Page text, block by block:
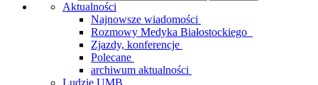
Aktualności
Najnowsze wiadomości
Rozmowy Medyka Białostockiego
Zjazdy, konferencje
Polecane
archiwum aktualności
Ludzie UMB